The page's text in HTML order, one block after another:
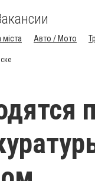
міста Авто / Мото